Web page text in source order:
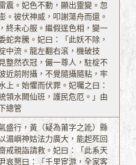
震。妃色不動，顯出靈變。忽
。彼伏神威，叩謝蕩舟而還。
終未心服。繼假逞色相，變一
蛇奔騰。妃曰：「此妖不除，
中流。龍左翻右滾，機破技
整然衣冠，儼一尊人，駐椗不
近前附攝，不覺隨攝隨粘，牢
上。始懼而伏罪。妃囑之曰：
領水闕仙班，護民危厄。」由
總管
盛行，黃（疑為莆字之訛）縣
湄嶼神姑法力廣大，能起死回
戒親詣請救。妃曰：「此系天
哀懇曰：「千里宦游，全家客